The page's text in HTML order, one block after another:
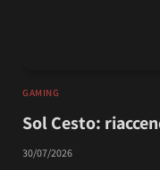
GAMING
Sol Cesto:
30/07/2026